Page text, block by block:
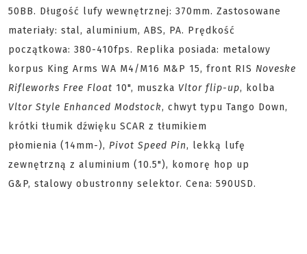
50BB. Długość lufy wewnętrznej: 370mm. Zastosowane
materiały: stal, aluminium, ABS, PA. Prędkość
początkowa: 380-410fps. Replika posiada: metalowy
korpus King Arms WA M4/M16 M&P 15, front RIS Noveske
Rifleworks Free Float 10", muszka Vltor flip-up, kolba
Vltor Style Enhanced Modstock, chwyt typu Tango Down,
krótki tłumik dźwięku SCAR z tłumikiem
płomienia (14mm-), Pivot Speed Pin, lekką lufę
zewnętrzną z aluminium (10.5"), komorę hop up
G&P, stalowy obustronny selektor. Cena: 590USD.